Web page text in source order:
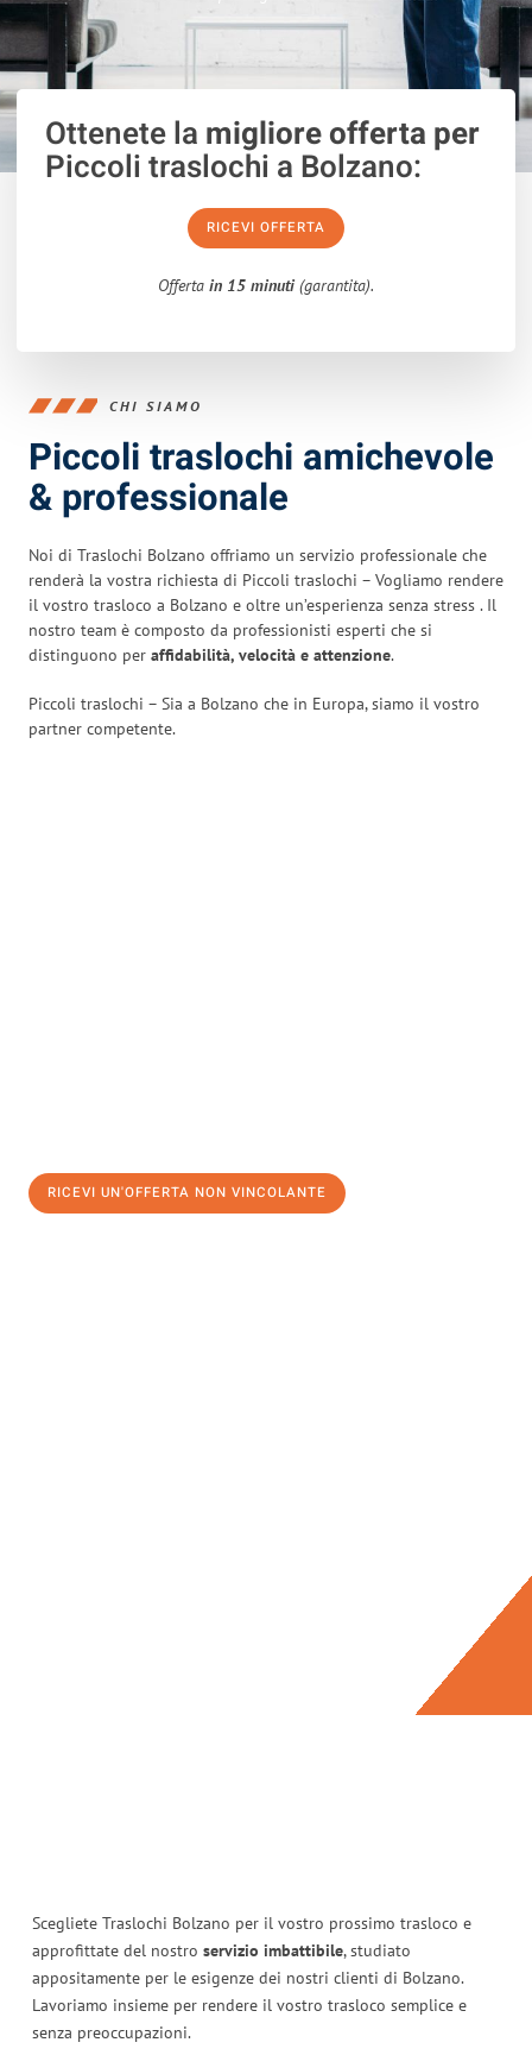
Ottenete la migliore offerta per
Piccoli traslochi a Bolzano:
RICEVI OFFERTA
Offerta in 15 minuti (garantita).
CHI SIAMO
Piccoli traslochi amichevole
& professionale
Noi di Traslochi Bolzano offriamo un servizio professionale che
renderà la vostra richiesta di Piccoli traslochi – Vogliamo rendere
il vostro trasloco a Bolzano e oltre un’esperienza senza stress . Il
nostro team è composto da professionisti esperti che si
distinguono per affidabilità, velocità e attenzione.
Piccoli traslochi – Sia a Bolzano che in Europa, siamo il vostro
partner competente.
RICEVI UN'OFFERTA NON VINCOLANTE
Scegliete Traslochi Bolzano per il vostro prossimo trasloco e
approfittate del nostro servizio imbattibile, studiato
appositamente per le esigenze dei nostri clienti di Bolzano.
Lavoriamo insieme per rendere il vostro trasloco semplice e
senza preoccupazioni.